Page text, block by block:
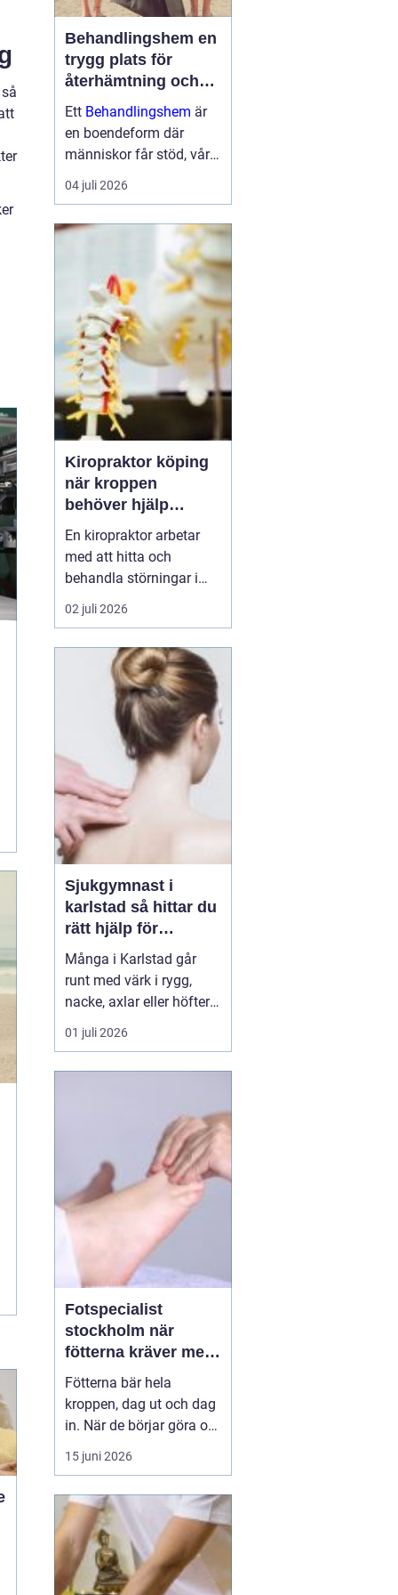
Behandlingshem en
trygg plats för
återhämtning och
förändring
Ett Behandlingshem är
en boendeform där
människor får stöd, vård
och struktur under en
period i livet när det
öppenvården inte räcker.
Målet är att skapa
trygghet, stabilitet och
förutsättni...
04 juli 2026
Kiropraktor köping
när kroppen
behöver hjälp
tillbaka
En kiropraktor arbetar
med att hitta och
behandla störningar i
kroppens leder, muskler
och nervsystem. Målet
smärta, bättre rörlighet
och en vardag som
fungerar igen.
Kiropraktik passar
många som kämpar
med återkommande
ryggont...
02 juli 2026
Sjukgymnast i
karlstad så hittar du
rätt hjälp för
kroppen
Många i Karlstad går
runt med värk i rygg,
nacke, axlar eller höfter
utan att söka hjälp.
Andra har råkat ut för en
släppa. En legitimerad
sjukgymnast kan då
göra stor skillnad.
Genom n...
01 juli 2026
Fotspecialist
stockholm när
fötterna kräver mer
än vanliga sulor
Fötterna bär hela
kroppen, dag ut och dag
in. När de börjar göra ont
påverkas mer än bara
stegen sömn, träning,
lidande. Många försöker
länge med egenvård,
inlägg från sportbutiken
eller vila, men
15 juni 2026